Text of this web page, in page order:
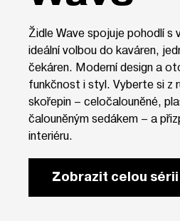
Židle Wave spojuje pohodlí s
ideální volbou do kaváren,
čekáren. Moderní design a
funkčnost i styl. Vyberte si z
skořepin – celočalouněné,
čalouněným sedákem – a
interiéru.
Zobrazit celou sérii